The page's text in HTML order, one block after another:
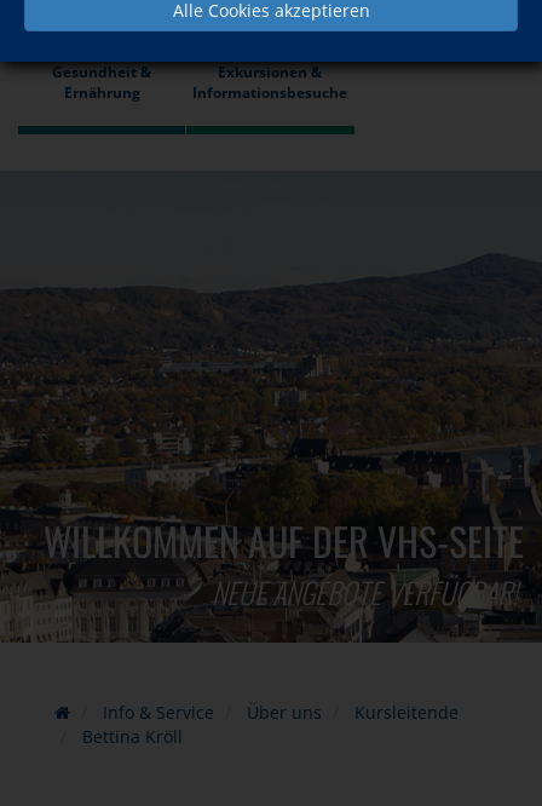
Alle Cookies akzeptieren
Gesundheit &
Ernährung
Exkursionen &
Informationsbesuche
WILLKOMMEN AUF DER VHS-SEITE
NEUE ANGEBOTE VERFÜGBAR!
Info & Service Über uns
Kursleitende
Bettina Kröll